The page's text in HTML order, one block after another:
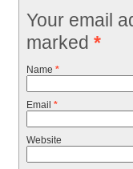
Your email
marked *
Name *
Email *
Website